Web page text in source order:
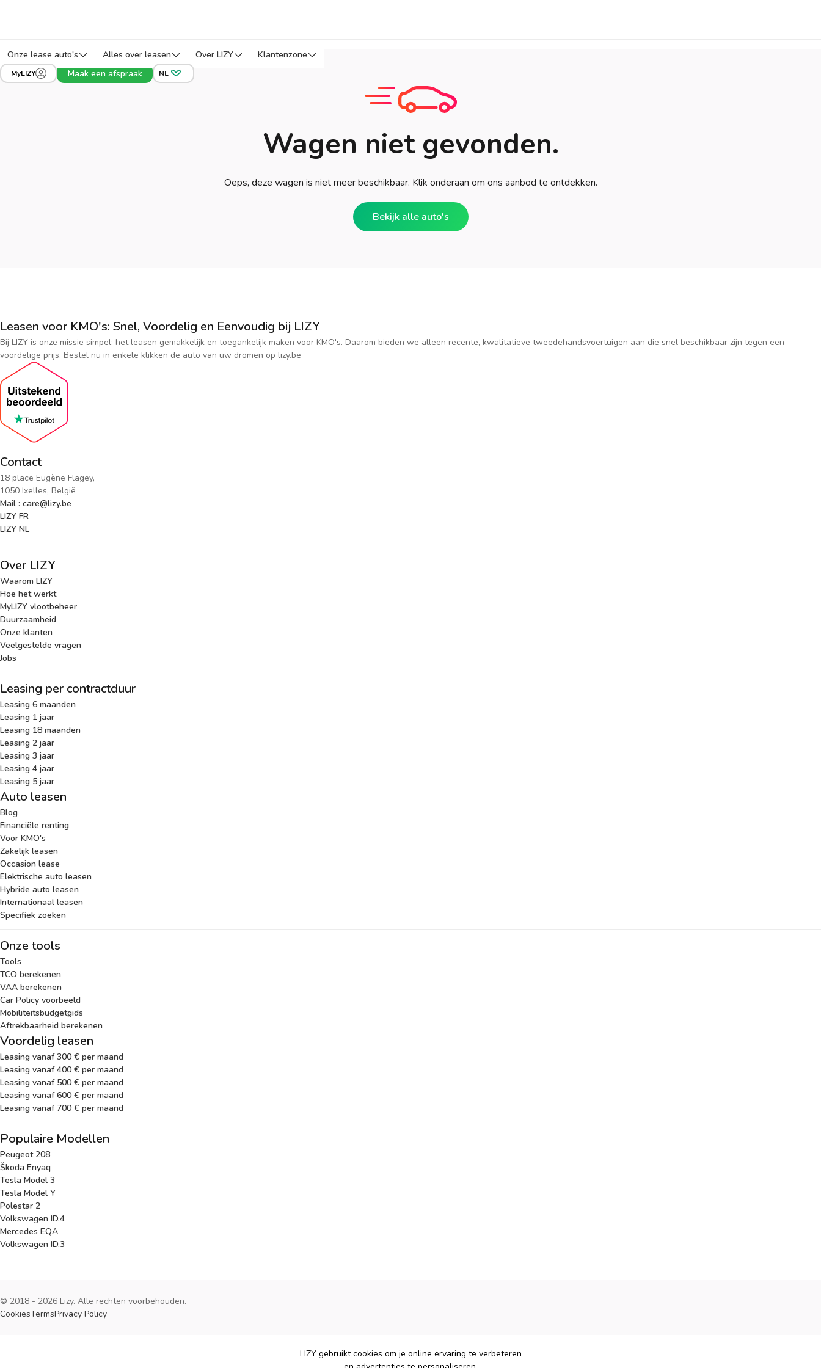
Onze lease auto's Alles over leasen Over LIZY Klantenzone
MyLIZY Maak een afspraak NL
Wagen niet gevonden.
Oeps, deze wagen is niet meer beschikbaar. Klik onderaan om ons aanbod te ontdekken.
Bekijk alle auto's
Leasen voor KMO's: Snel, Voordelig en Eenvoudig bij LIZY
Bij LIZY is onze missie simpel: het leasen gemakkelijk en toegankelijk maken voor KMO's. Daarom bieden we alleen recente, kwalitatieve tweedehandsvoertuigen aan die snel beschikbaar zijn tegen een
voordelige prijs. Bestel nu in enkele klikken de auto van uw dromen op lizy.be
Contact
18 place Eugène Flagey,
1050 Ixelles, België
Mail : care@lizy.be
LIZY FR
LIZY NL
Over LIZY
Waarom LIZY
Hoe het werkt
MyLIZY vlootbeheer
Duurzaamheid
Onze klanten
Veelgestelde vragen
Jobs
Leasing per contractduur
Leasing 6 maanden
Leasing 1 jaar
Leasing 18 maanden
Leasing 2 jaar
Leasing 3 jaar
Leasing 4 jaar
Leasing 5 jaar
Auto leasen
Blog
Financiële renting
Voor KMO's
Zakelijk leasen
Occasion lease
Elektrische auto leasen
Hybride auto leasen
Internationaal leasen
Specifiek zoeken
Onze tools
Tools
TCO berekenen
VAA berekenen
Car Policy voorbeeld
Mobiliteitsbudgetgids
Aftrekbaarheid berekenen
Voordelig leasen
Leasing vanaf 300 € per maand
Leasing vanaf 400 € per maand
Leasing vanaf 500 € per maand
Leasing vanaf 600 € per maand
Leasing vanaf 700 € per maand
Populaire Modellen
Peugeot 208
Škoda Enyaq
Tesla Model 3
Tesla Model Y
Polestar 2
Volkswagen ID.4
Mercedes EQA
Volkswagen ID.3
© 2018 - 2026 Lizy. Alle rechten voorbehouden.
CookiesTermsPrivacy Policy
LIZY gebruikt cookies om je online ervaring te verbeteren